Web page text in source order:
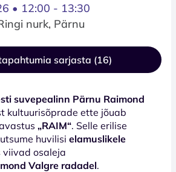
• 12:00 - 13:30
nurk, Pärnu
sarjasta (16)
suvepealinn Pärnu Raimond
kultuurisõprade ette jõuab
„RAIM“. Selle erilise
huvilisi elamuslikele
viivad osaleja
Valgre radadel.